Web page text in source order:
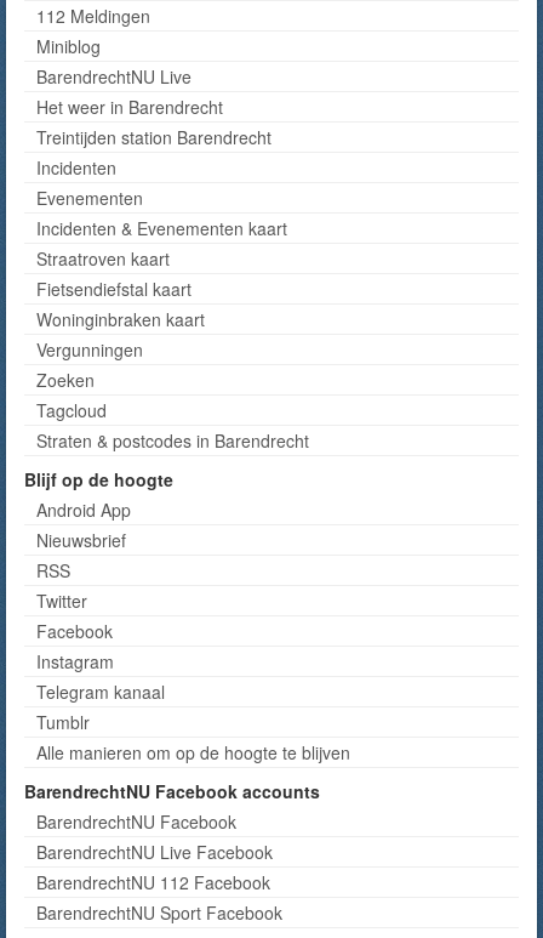
112 Meldingen
Miniblog
BarendrechtNU Live
Het weer in Barendrecht
Treintijden station Barendrecht
Incidenten
Evenementen
Incidenten & Evenementen kaart
Straatroven kaart
Fietsendiefstal kaart
Woninginbraken kaart
Vergunningen
Zoeken
Tagcloud
Straten & postcodes in Barendrecht
Blijf op de hoogte
Android App
Nieuwsbrief
RSS
Twitter
Facebook
Instagram
Telegram kanaal
Tumblr
Alle manieren om op de hoogte te blijven
BarendrechtNU Facebook accounts
BarendrechtNU Facebook
BarendrechtNU Live Facebook
BarendrechtNU 112 Facebook
BarendrechtNU Sport Facebook